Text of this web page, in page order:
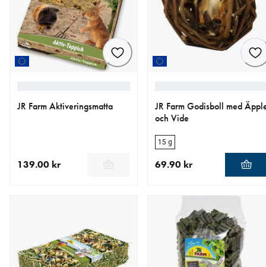
JR Farm Aktiveringsmatta
139.00 kr
JR Farm Godisboll med
och Vide
15 g
69.90 kr